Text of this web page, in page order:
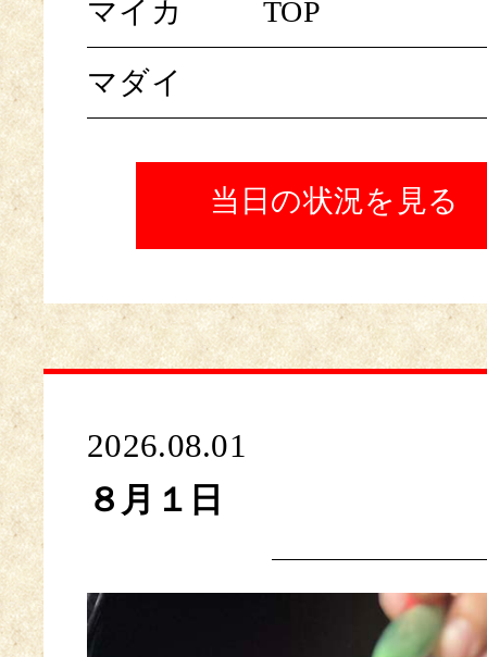
マイカ TOP
マダイ
当日の状況を見る
2026.08.01
８月１日